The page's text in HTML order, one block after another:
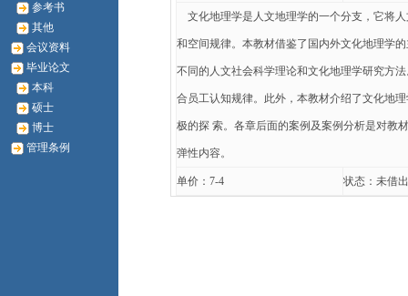
参考书
其他
会议资料
毕业论文
本科
硕士
博士
管理条例
文化地理学是人文地理学的一个分支，它将
和空间规律。本教材借鉴了国内外文化地理学
不同的人文社会科学理论和文化地理学研究方
合员工认知规律。此外，本教材介绍了文化地
极的探 索。各章后面的案例及案例分析是对教
弹性内容。
单价：7-4 状态：未借出